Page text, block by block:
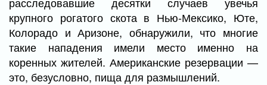
крупного рогатого скота в Нью-Мексико, Юте,
Колорадо и Аризоне, обнаружили, что многие
такие нападения имели место именно на
коренных жителей. Американские резервации —
это, безусловно, пища для размышлений.